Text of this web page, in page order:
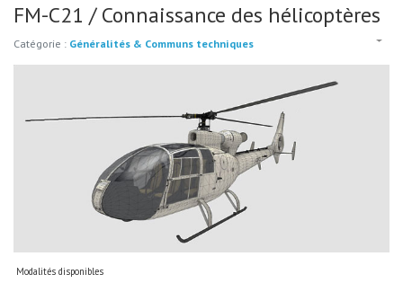
FM-C21 / Connaissance des hélicoptères
Catégorie : Généralités & Communs techniques
Modalités disponibles